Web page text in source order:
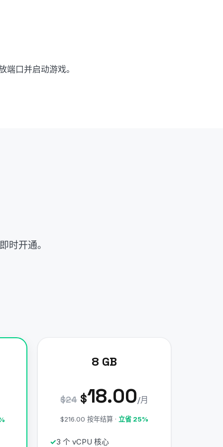
口并启动游戏。
时开通。
8 GB
$24 $18.00/月
$216.00 按年结算 · 立省 25%
3 个 vCPU 核心